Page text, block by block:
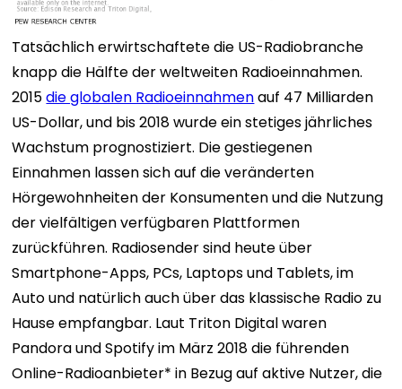
Tatsächlich erwirtschaftete die US-Radiobranche
knapp die Hälfte der weltweiten Radioeinnahmen.
2015die globalen Radioeinnahmenauf 47 Milliarden
US-Dollar, und bis 2018 wurde ein stetiges jährliches
Wachstum prognostiziert. Die gestiegenen
Einnahmen lassen sich auf die veränderten
Hörgewohnheiten der Konsumenten und die Nutzung
der vielfältigen verfügbaren Plattformen
zurückführen. Radiosender sind heute über
Smartphone-Apps, PCs, Laptops und Tablets, im
Auto und natürlich auch über das klassische Radio zu
Hause empfangbar. Laut Triton Digital waren
Pandora und Spotify im März 2018 die führenden
Online-Radioanbieter* in Bezug auf aktive Nutzer, die